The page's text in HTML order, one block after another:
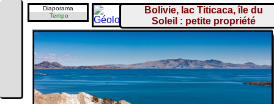
Diaporama
Tempo
Bolivie, lac Titicaca, île du
Soleil : petite propriété